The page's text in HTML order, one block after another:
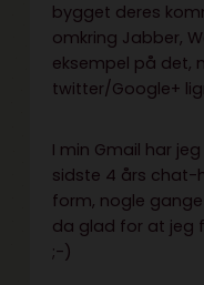
bygget deres
omkring Jabber,
eksempel på det,
twitter/Google+
I min Gmail har
sidste 4 års chat-
form, nogle
da glad for at jeg
;-)